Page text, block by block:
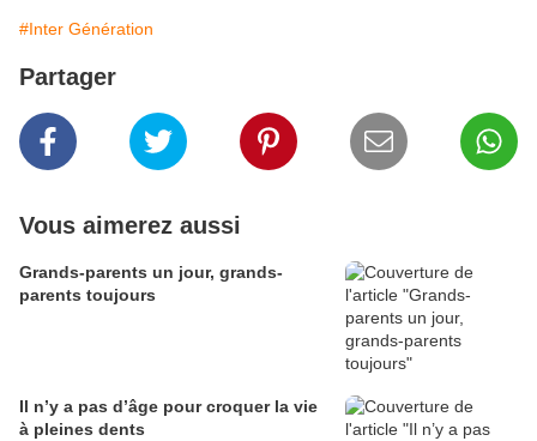
#Inter Génération
Partager
Vous aimerez aussi
Grands-parents un jour, grands-
parents toujours
Il n’y a pas d’âge pour croquer la vie
à pleines dents